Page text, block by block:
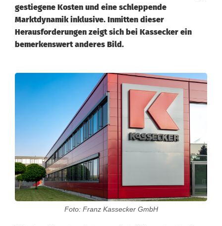
gestiegene Kosten und eine schleppende
Marktdynamik inklusive. Inmitten dieser
Herausforderungen zeigt sich bei Kassecker ein
bemerkenswert anderes Bild.
k
e
s
Foto: Franz Kassecker GmbH